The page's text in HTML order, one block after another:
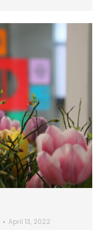
April 13, 2022